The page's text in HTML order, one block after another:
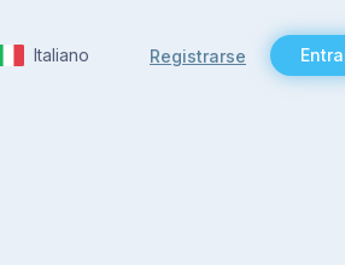
Italiano Registrarse